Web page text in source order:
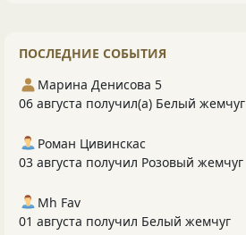
ПОСЛЕДНИЕ СОБЫТИЯ
Марина Денисова 5
06 августа получил(а) Белый жемчуг
Роман Цивинскас
03 августа получил Розовый жемчуг
Mh Fav
01 августа получил Белый жемчуг